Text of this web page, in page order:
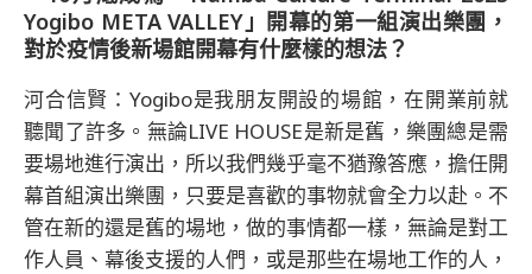
Yogibo META VALLEY」開幕的第一組演出樂團，
對於疫情後新場館開幕有什麼樣的想法？
河合信賢：Yogibo是我朋友開設的場館，在開業前就
聽聞了許多。無論LIVE HOUSE是新是舊，樂團總是需
要場地進行演出，所以我們幾乎毫不猶豫答應，擔任開
幕首組演出樂團，只要是喜歡的事物就會全力以赴。不
管在新的還是舊的場地，做的事情都一樣，無論是對工
作人員、幕後支援的人們，或是那些在場地工作的人，